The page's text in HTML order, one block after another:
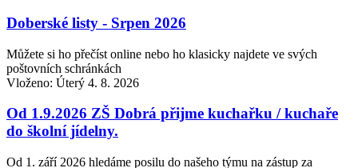
Doberské listy - Srpen 2026
Můžete si ho přečíst online nebo ho klasicky najdete ve svých
poštovních schránkách
Vloženo: Úterý 4. 8. 2026
Od 1.9.2026 ZŠ Dobrá přijme kuchařku / kuchaře
do školní jídelny.
Od 1. září 2026 hledáme posilu do našeho týmu na zástup za